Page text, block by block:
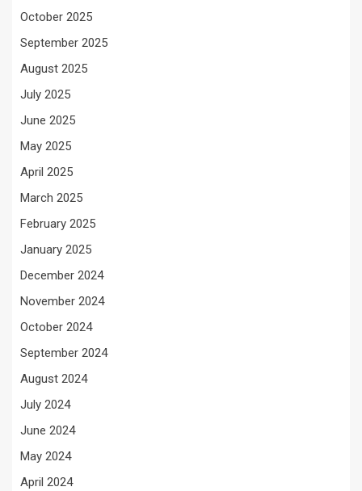
October 2025
September 2025
August 2025
July 2025
June 2025
May 2025
April 2025
March 2025
February 2025
January 2025
December 2024
November 2024
October 2024
September 2024
August 2024
July 2024
June 2024
May 2024
April 2024